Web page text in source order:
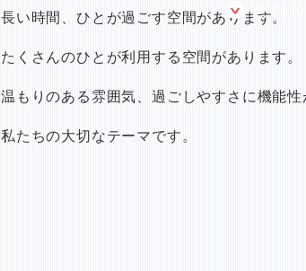
長い時間、ひとが過ごす空間があります。
たくさんのひとが利用する空間があります。
温もりのある雰囲気、過ごしやすさに機能
私たちの大切なテーマです。